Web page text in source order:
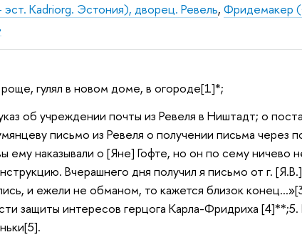
Kadriorg. Эстония), дворец. Ревель,Фридемакер
гулял в новом доме, в огороде[1]*;
об учреждении почты из Ревеля в Ништадт; о
письмо из Ревеля о получении письма через
ему наказывали о [Яне] Гофте, но он по сему ничево
Вчерашнего дня получил я письмо от г.
и ежели не обманом, то кажется близок
защиты интересов герцога Карла-Фридриха